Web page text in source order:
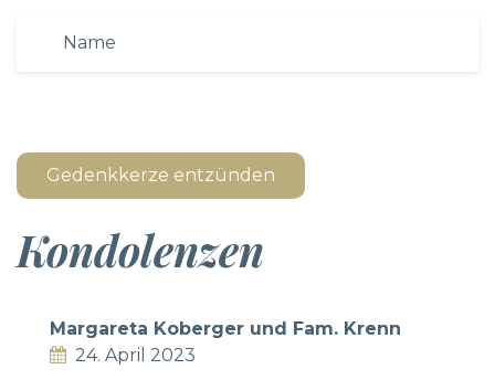
Gedenkkerze entzünden
Kondolenzen
Margareta Koberger und Fam. Krenn
24. April 2023